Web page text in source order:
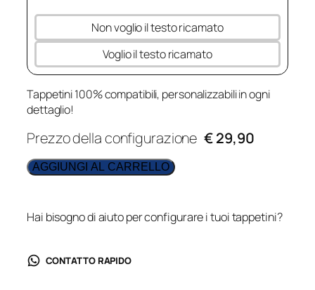
Non voglio il testo ricamato
Voglio il testo ricamato
Tappetini 100% compatibili, personalizzabili in ogni
dettaglio!
Prezzo della configurazione € 29,90
AGGIUNGI AL CARRELLO
Hai bisogno di aiuto per configurare i tuoi tappetini?
CONTATTO RAPIDO